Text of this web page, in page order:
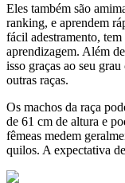
Eles também são
ranking, e aprendem
fácil adestramento,
aprendizagem. Além
isso graças ao seu
outras raças.
Os machos da raça
de 61 cm de altura e
fêmeas medem
quilos. A expectativa